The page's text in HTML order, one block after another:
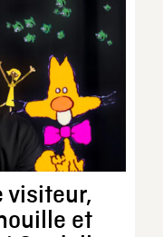
visiteur,
et